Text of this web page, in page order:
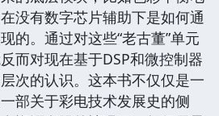
没有数字芯片辅助下是如何通
的。通过对这些“老古董”单元
而对现在基于DSP和微控制器
次的认识。这本书不仅仅是一
部关于彩电技术发展史的侧